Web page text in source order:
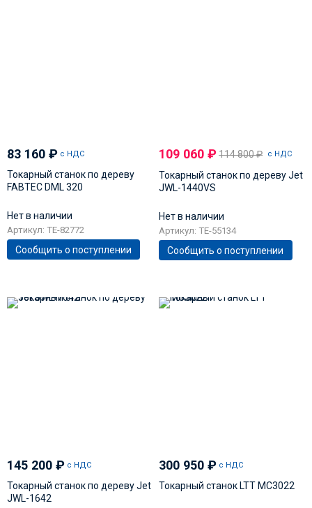
83 160 ₽ с НДС
Токарный станок по дереву
FABTEC DML 320
Нет в наличии
Артикул: TE-82772
Сообщить о поступлении
109 060₽114 800₽ с НДС
Токарный станок по дереву Jet
JWL-1440VS
Нет в наличии
Артикул: TE-55134
Сообщить о поступлении
145 200 ₽ с НДС
Токарный станок по дереву Jet
JWL-1642
300 950₽ с НДС
Токарный станок LTT MC3022